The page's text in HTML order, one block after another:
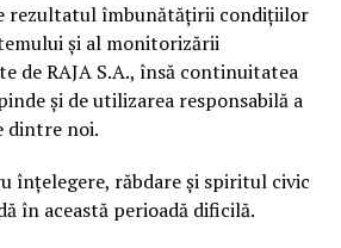
rezultatul îmbunătățirii condițiilor
și al monitorizării
de RAJA S.A., însă continuitatea
și de utilizarea responsabilă a
dintre noi.
înțelegere, răbdare și spiritul civic
în această perioadă dificilă.